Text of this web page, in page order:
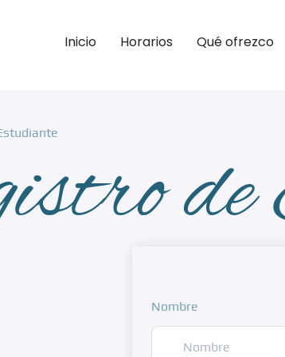
Inicio Horarios Qué ofrezco
Nombre